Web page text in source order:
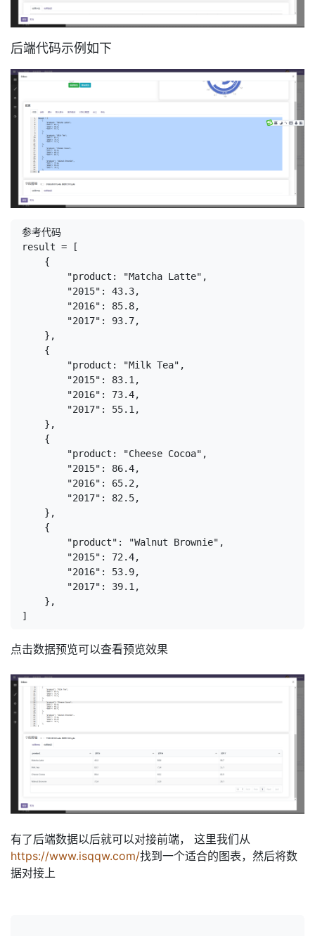
后端代码示例如下
参考代码
result = [
{
"product: "Matcha Latte",
"2015": 43.3,
"2016": 85.8,
"2017": 93.7,
},
{
"product: "Milk Tea",
"2015": 83.1,
"2016": 73.4,
"2017": 55.1,
},
{
"product: "Cheese Cocoa",
"2015": 86.4,
"2016": 65.2,
"2017": 82.5,
},
{
"product": "Walnut Brownie",
"2015": 72.4,
"2016": 53.9,
"2017": 39.1,
},
]
点击数据预览可以查看预览效果
有了后端数据以后就可以对接前端， 这里我们从
https://www.isqqw.com/找到一个适合的图表，然后将数
据对接上